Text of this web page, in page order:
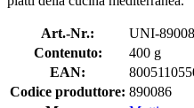
Art.-Nr.:
UNI-
Contenuto:
400 g
EAN:
Codice produttore: 890086